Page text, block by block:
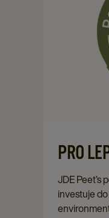
PRO
JDE
investuje